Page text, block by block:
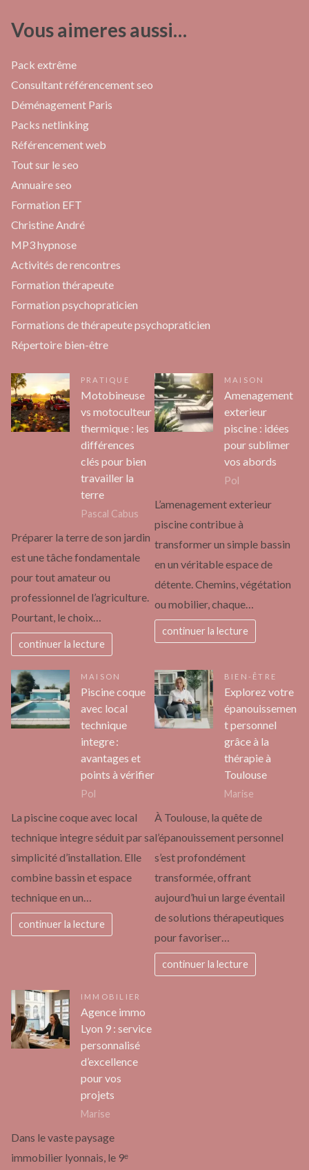
Vous aimeres aussi…
Pack extrême
Consultant référencement seo
Déménagement Paris
Packs netlinking
Référencement web
Tout sur le seo
Annuaire seo
Formation EFT
Christine André
MP3 hypnose
Activités de rencontres
Formation thérapeute
Formation psychopraticien
Formations de thérapeute psychopraticien
Répertoire bien-être
PRATIQUE
Motobineuse
vs motoculteur
thermique : les
différences
clés pour bien
travailler la
terre
Pascal Cabus
Préparer la terre de son jardin
est une tâche fondamentale
pour tout amateur ou
professionnel de l’agriculture.
Pourtant, le choix…
continuer la lecture
MAISON
Amenagement
exterieur
piscine : idées
pour sublimer
vos abords
Pol
L’amenagement exterieur
piscine contribue à
transformer un simple bassin
en un véritable espace de
détente. Chemins, végétation
ou mobilier, chaque…
continuer la lecture
MAISON
Piscine coque
avec local
technique
integre :
avantages et
points à vérifier
Pol
La piscine coque avec local
technique integre séduit par sa
simplicité d’installation. Elle
combine bassin et espace
technique en un…
continuer la lecture
BIEN-ÊTRE
Explorez votre
épanouissemen
t personnel
grâce à la
thérapie à
Toulouse
Marise
À Toulouse, la quête de
l’épanouissement personnel
s’est profondément
transformée, offrant
aujourd’hui un large éventail
de solutions thérapeutiques
pour favoriser…
continuer la lecture
IMMOBILIER
Agence immo
Lyon 9 : service
personnalisé
d’excellence
pour vos
projets
Marise
Dans le vaste paysage
immobilier lyonnais, le 9ᵉ